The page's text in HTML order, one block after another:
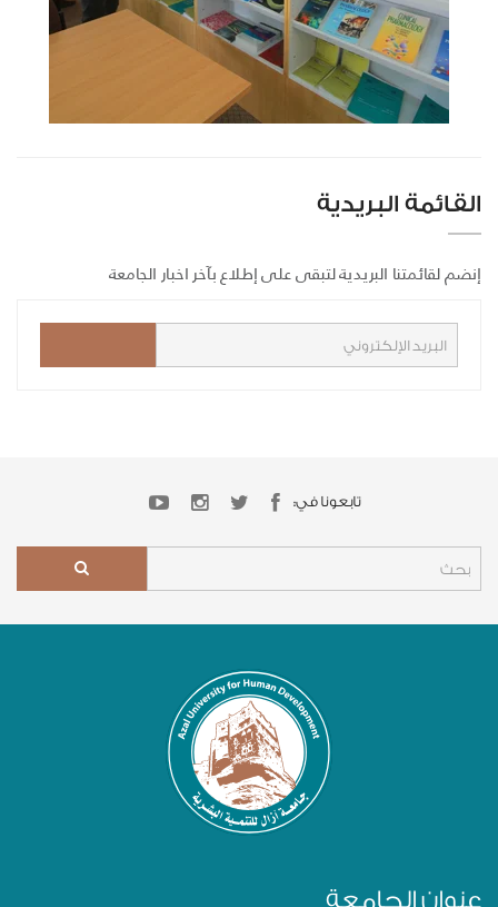
القائمة البريدية
إنضم لقائمتنا البريدية لتبقى على إطلاع بآخر اخبار الجامعة
تابعونا في:
عنوان الجامعة